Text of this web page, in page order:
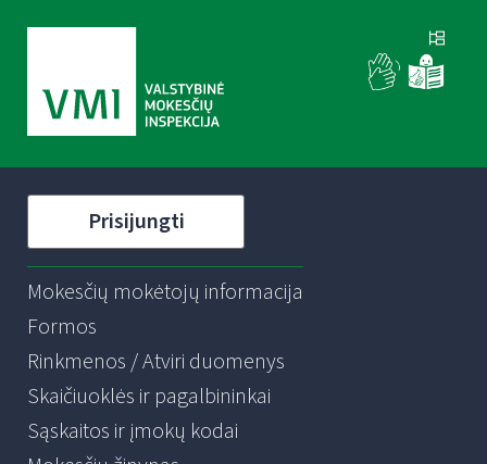
Prisijungti
Mokesčių mokėtojų informacija
Formos
Rinkmenos / Atviri duomenys
Skaičiuoklės ir pagalbininkai
Sąskaitos ir įmokų kodai